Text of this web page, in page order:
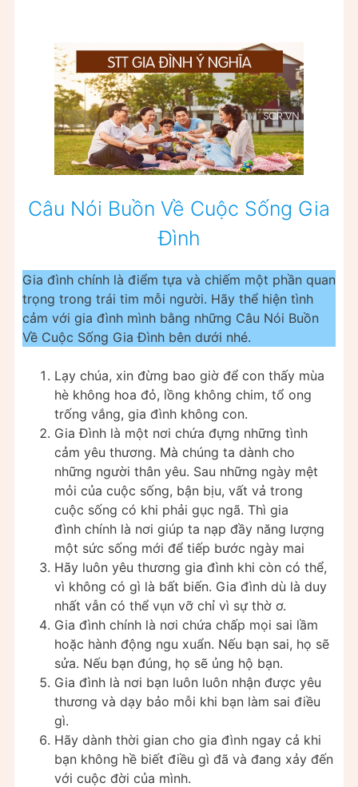
Câu Nói Buồn Về Cuộc Sống Gia
Đình
Gia đình chính là điểm tựa và chiếm một phần quan
trọng trong trái tim mỗi người. Hãy thể hiện tình
cảm với gia đình mình bằng những Câu Nói Buồn
Về Cuộc Sống Gia Đình bên dưới nhé.
Lạy chúa, xin đừng bao giờ để con thấy mùa
hè không hoa đỏ, lồng không chim, tổ ong
trống vắng, gia đình không con.
Gia Đình là một nơi chứa đựng những tình
cảm yêu thương. Mà chúng ta dành cho
những người thân yêu. Sau những ngày mệt
mỏi của cuộc sống, bận bịu, vất vả trong
cuộc sống có khi phải gục ngã. Thì gia
đình chính là nơi giúp ta nạp đầy năng lượng
một sức sống mới để tiếp bước ngày mai
Hãy luôn yêu thương gia đình khi còn có thể,
vì không có gì là bất biến. Gia đình dù là duy
nhất vẫn có thể vụn vỡ chỉ vì sự thờ ơ.
Gia đình chính là nơi chứa chấp mọi sai lầm
hoặc hành động ngu xuẩn. Nếu bạn sai, họ sẽ
sửa. Nếu bạn đúng, họ sẽ ủng hộ bạn.
Gia đình là nơi bạn luôn luôn nhận được yêu
thương và dạy bảo mỗi khi bạn làm sai điều
gì.
Hãy dành thời gian cho gia đình ngay cả khi
bạn không hề biết điều gì đã và đang xảy đến
với cuộc đời của mình.